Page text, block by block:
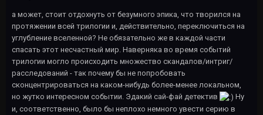
а может, стоит отдохнуть от безумного эпика, что творился на
протяжении всей трилогии и, действительно, переключиться на
углубление вселенной? Не обязательно же в каждой части
спасать этот несчастный мир. Наверняка во время событий
трилогии могло происходить множество скандалов/интриг/
расследований - так почему бы не попробовать
сконцентрироваться на каком-нибудь более-менее локальном,
но жутко интересном событии. Эдакий сай-фай детектив
Ну
и, соответственно, было бы неплохо немного увести серию в